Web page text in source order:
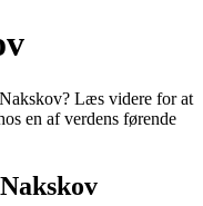
Læs videre for at
en af verdens førende